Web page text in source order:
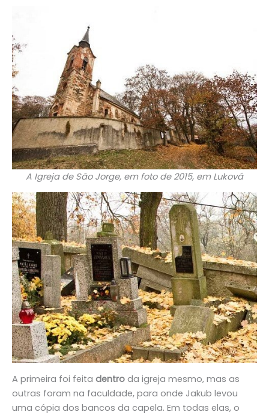
A Igreja de São Jorge, em foto de 2015, em Luková
A primeira foi feita dentro da igreja mesmo, mas as
outras foram na faculdade, para onde Jakub levou
uma cópia dos bancos da capela. Em todas elas, o